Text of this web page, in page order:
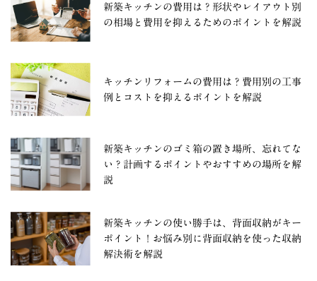
新築キッチンの費用は？形状やレイアウト別
の相場と費用を抑えるためのポイントを解説
キッチンリフォームの費用は？費用別の工事
例とコストを抑えるポイントを解説
新築キッチンのゴミ箱の置き場所、忘れてな
い？計画するポイントやおすすめの場所を解
説
新築キッチンの使い勝手は、背面収納がキー
ポイント！お悩み別に背面収納を使った収納
解決術を解説